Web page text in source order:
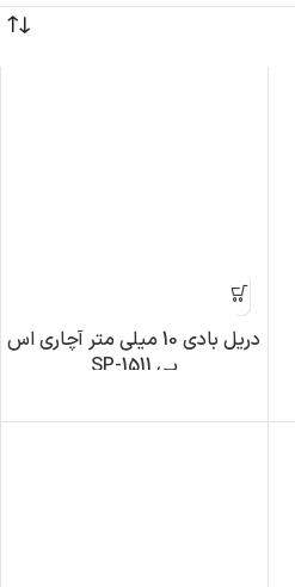
دریل بادی 10 میلی متر آچاری اس
پی SP-1511